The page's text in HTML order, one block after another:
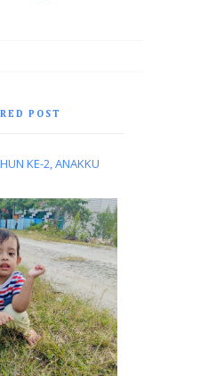
POST
KE-2, ANAKKU